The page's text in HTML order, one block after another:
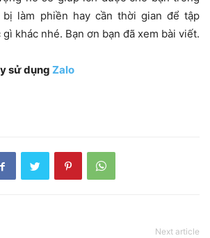
làm phiền hay cần thời gian để tập
khác nhé. Bạn ơn bạn đã xem bài viết.
sử dụng Zalo
Next article